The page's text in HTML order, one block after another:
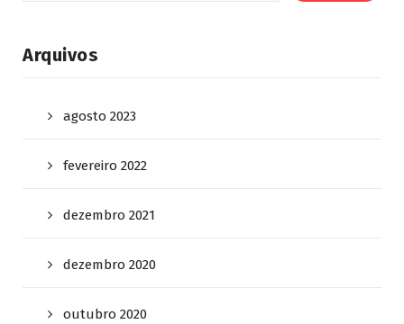
Arquivos
agosto 2023
fevereiro 2022
dezembro 2021
dezembro 2020
outubro 2020